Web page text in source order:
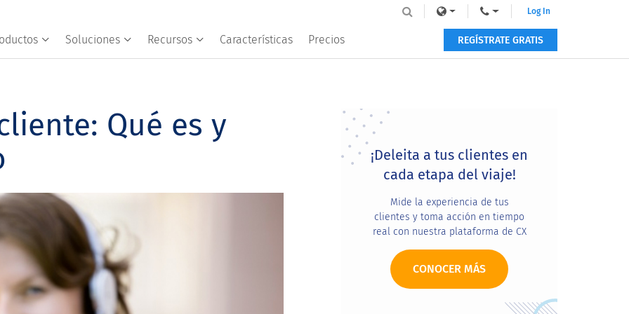
Soluciones Recursos Características Precios
Log In
REGÍSTRATE GRATIS
Qué es y
Primary
Sidebar
¡Deleita a tus clientes en
cada etapa del viaje!
Mide la experiencia de tus
clientes y toma acción en tiempo
real con nuestra plataforma de CX
CONOCER MÁS